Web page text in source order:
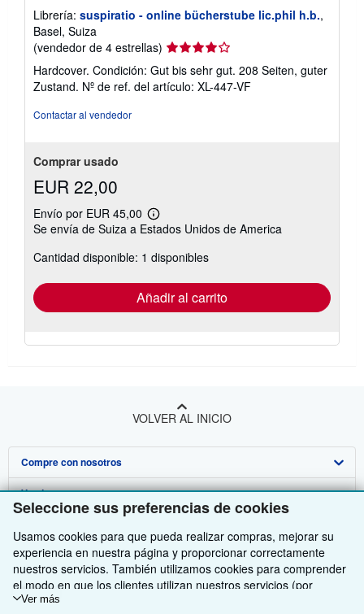
Seleccione sus preferencias de cookies
Usamos cookies para que pueda realizar compras, mejorar su
experiencia en nuestra página y proporcionar correctamente
nuestros servicios. También utilizamos cookies para comprender
el modo en que los clientes utilizan nuestros servicios (por
ejemplo, midiendo las visitas al sitio) y así poder realizar mejoras.
Ver más
Librería: suspiratio - online bücherstube lic.phil h.b.,
Basel, Suiza
(vendedor de 4 estrellas) Calificación
del
vendedor:
4
Hardcover. Condición: Gut bis sehr gut. 208 Seiten, guter
Zustand. Nº de ref. del artículo: XL-447-VF
Contactar al vendedor
Comprar usado
EUR 22,00
Envío por EUR 45,00
Más
información
las
tarifas
envío
Se envía de Suiza a Estados Unidos de America
Cantidad disponible: 1 disponibles
Añadir al carrito
VOLVER AL INICIO
Compre con nosotros
Búsqueda avanzada
Mi cuenta
Mis pedidos
Venda con nosotros
Únase a nuestro programa de afiliados
Recomiende un vendedor
Sobre IberLibro
Medios
Obtener Ayuda
Preguntas frecuentes y guías
Otras compañías de AbeBooks